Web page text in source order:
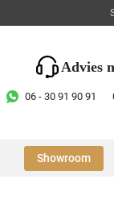
Advies
06 - 30 91 90 91
Showroom